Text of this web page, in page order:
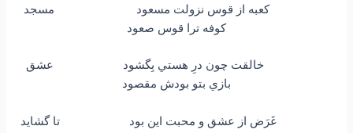
كعبه از قوس نزولت مسعود مسجد
كوفه ترا قوس صعود
خالقت چون درِ هستي بِگشود عشق
بازي بتو بودش مقصود
غَرَض از عشق و محبت اين بود تا گشايد